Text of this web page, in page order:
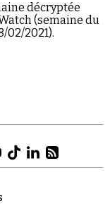
décryptée
(semaine du
02/2021).